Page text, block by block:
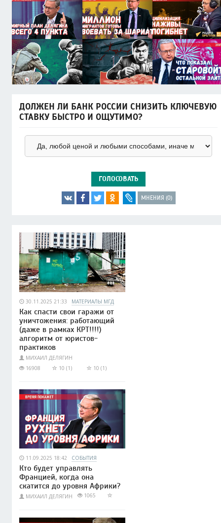
ДОЛЖЕН ЛИ БАНК РОССИИ СНИЗИТЬ КЛЮЧЕВУЮ
СТАВКУ БЫСТРО И ОЩУТИМО?
ГОЛОСОВАТЬ
МНЕНИЯ (0)
30.11.2025 21:33 МАТЕРИАЛЫ МГД
Как спасти свои гаражи от
уничтожения: работающий
(даже в рамках КРТ!!!!)
алгоритм от юристов-
практиков
МИХАИЛ ДЕЛЯГИН
16908
10 (1) 10 (1)
11.09.2025 18:42 СОБЫТИЯ
Кто будет управлять
Францией, когда она
скатится до уровня Африки?
МИХАИЛ ДЕЛЯГИН 1065